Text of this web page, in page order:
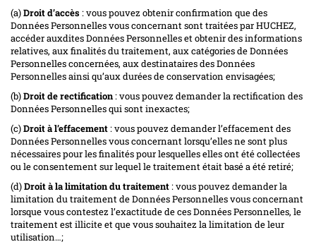
(a)Droit d’accès : vous pouvez obtenir confirmation que des
Données Personnelles vous concernant sont traitées par HUCHEZ,
accéder auxdites Données Personnelles et obtenir des informations
relatives, aux finalités du traitement, aux catégories de Données
Personnelles concernées, aux destinataires des Données
Personnelles ainsi qu’aux durées de conservation envisagées;
(b)Droit de rectification: vous pouvez demander la rectification des
Données Personnelles qui sont inexactes;
(c)Droit à l’effacement : vous pouvez demander l’effacement des
Données Personnelles vous concernant lorsqu’elles ne sont plus
nécessaires pour les finalités pour lesquelles elles ont été collectées
ou le consentement sur lequel le traitement était basé a été retiré;
(d)Droit à la limitation du traitement : vous pouvez demander la
limitation du traitement de Données Personnelles vous concernant
lorsque vous contestez l’exactitude de ces Données Personnelles, le
traitement est illicite et que vous souhaitez la limitation de leur
utilisation…;